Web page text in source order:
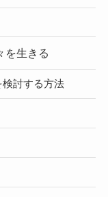
を生きる
討する方法